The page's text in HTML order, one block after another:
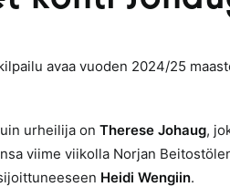
avaa vuoden 2024/25
urheilija on Therese Johaug,
viime viikolla Norjan
Heidi Wengiin.